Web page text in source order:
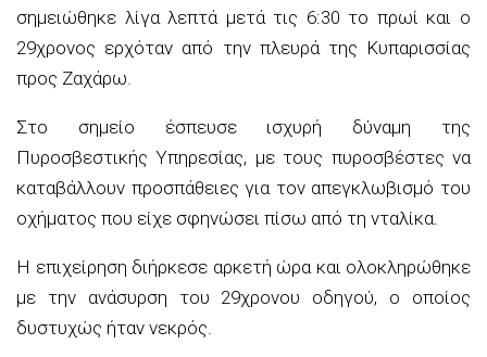
σημειώθηκε λίγα λεπτά μετά τις 6:30 το πρωί και ο
29χρονος ερχόταν από την πλευρά της Κυπαρισσίας
προς Ζαχάρω.
Στο σημείο έσπευσε ισχυρή δύναμη της
Πυροσβεστικής Υπηρεσίας, με τους πυροσβέστες να
καταβάλλουν προσπάθειες για τον απεγκλωβισμό του
οχήματος που είχε σφηνώσει πίσω από τη νταλίκα.
Η επιχείρηση διήρκεσε αρκετή ώρα και ολοκληρώθηκε
με την ανάσυρση του 29χρονου οδηγού, ο οποίος
δυστυχώς ήταν νεκρός.